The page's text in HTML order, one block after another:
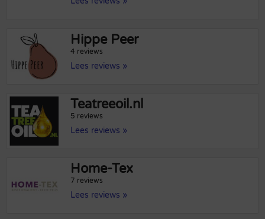
Hippe Peer
4 reviews
Lees reviews »
Teatreeoil.nl
5 reviews
Lees reviews »
Home-Tex
7 reviews
Lees reviews »